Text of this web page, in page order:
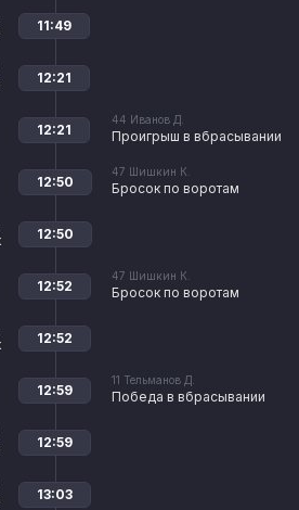
11:49
12:21
44 Иванов Д.
Проигрыш в вбрасывании
12:21
47 Шишкин К.
Бросок по воротам
12:50
12:50
47 Шишкин К.
Бросок по воротам
12:52
12:52
11 Тельманов Д.
Победа в вбрасывании
12:59
12:59
13:03